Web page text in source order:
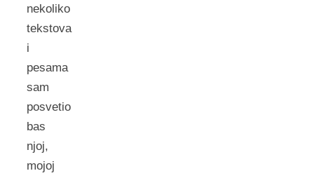
nekoliko
tekstova
i
pesama
sam
posvetio
bas
njoj,
mojoj